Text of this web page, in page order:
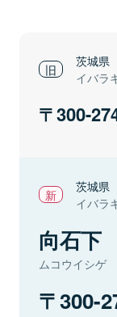
茨城県
イバラ
300-
茨城県
イバラ
向石下
ムコウイシゲ
300-